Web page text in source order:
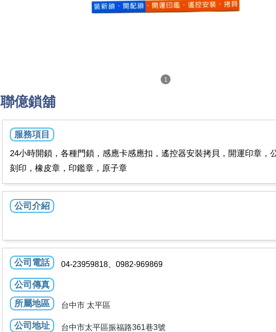
1
聯億鎖舖
服務項目
24小時開鎖，各種門鎖，感應卡感應扣，遙控器安裝拷貝，開運印章，
刻印，橡皮章，印鑑章，原子章
公司介紹
公司電話 04-23959818、0982-969869
公司傳真
所屬地區
台中市 太平區
公司地址 台中市太平區振福路361巷3號